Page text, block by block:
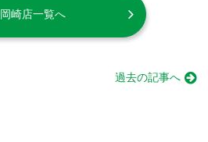
岡崎店一覧へ
過去の記事へ